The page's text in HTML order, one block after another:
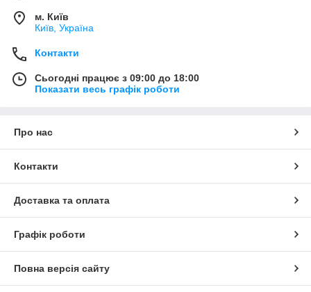
м. Київ
Київ, Україна
Контакти
Сьогодні працює з 09:00 до 18:00
Показати весь графік роботи
Про нас
Контакти
Доставка та оплата
Графік роботи
Повна версія сайту